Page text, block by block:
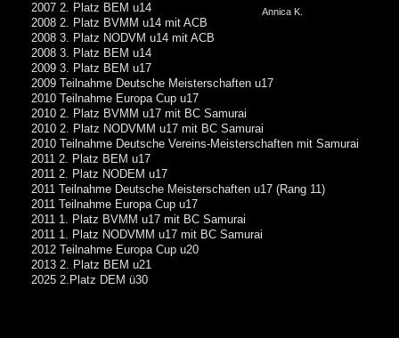
Annica K.
2007 2. Platz BEM u14
2008 2. Platz BVMM u14 mit ACB
2008 3. Platz NODVM u14 mit ACB
2008 3. Platz BEM u14
2009 3. Platz BEM u17
2009 Teilnahme Deutsche Meisterschaften u17
2010 Teilnahme Europa Cup u17
2010 2. Platz BVMM u17 mit BC Samurai
2010 2. Platz NODVMM u17 mit BC Samurai
2010 Teilnahme Deutsche Vereins-Meisterschaften mit Samurai
2011 2. Platz BEM u17
2011 2. Platz NODEM u17
2011 Teilnahme Deutsche Meisterschaften u17 (Rang 11)
2011 Teilnahme Europa Cup u17
2011 1. Platz BVMM u17 mit BC Samurai
2011 1. Platz NODVMM u17 mit BC Samurai
2012 Teilnahme Europa Cup u20
2013 2. Platz BEM u21
2025 2.Platz DEM ü30